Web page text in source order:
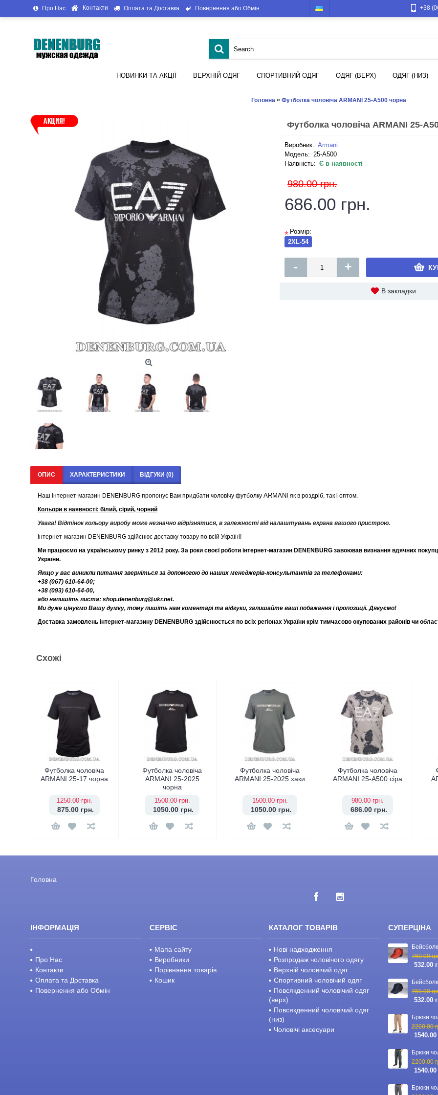
Про Нас Контакти Оплата та Доставка Повернення або Обмін +38
НОВИНКИ ТА АКЦІЇ ВЕРХНІЙ ОДЯГ СПОРТИВНИЙ ОДЯГ ОДЯГ (ВЕРХ) ОДЯГ (НИЗ)
Головна » Футболка чоловіча ARMANI 25-A500 чорна
Футболка чоловіча ARMANI 25-
Виробник: Armani
Модель: 25-A500
Наявність: Є в наявності
980.00 грн.
686.00 грн.
* Розмір:
2XL-54
- +
В закладки
ОПИС ХАРАКТЕРИСТИКИ ВІДГУКИ (0)
Наш інтернет-магазин DENENBURG пропонує Вам придбати чоловічу футболку ARMANI як в роздріб, так і оптом.
Кольори в наявності: білий, сірий, чорний
Увага! Відтінок кольору виробу може незначно відрізнятися, в залежності від налаштувань екрана вашого пристрою.
Інтернет-магазин DENENBURG здійснює доставку товару по всій Україні!
Ми працюємо на українському ринку з 2012 року. За роки своєї роботи інтернет-магазин DENENBURG завоював визнання вдячних
України.
Якщо у вас виникли питання зверніться за допомогою до наших менеджерів-консультантів за телефонами:
+38 (067) 610-64-00;
+38 (093) 610-64-00,
або напишіть листа: shop.denenburg@ukr.net.
Ми дуже цінуємо Вашу думку, тому пишіть нам коментарі та відгуки, залишайте ваші побажання і пропозиції. Дякуємо!
Доставка замовлень інтернет-магазину DENENBURG здійснюється по всіх регіонах України крім тимчасово окупованих районів чи
Схожі
Футболка чоловіча
ARMANI 25-17 чорна
1250.00 грн.
875.00 грн.
Футболка чоловіча
ARMANI 25-2025
чорна
1500.00 грн.
1050.00 грн.
Футболка чоловіча
ARMANI 25-2025 хаки
1500.00 грн.
1050.00 грн.
Футболка чоловіча
ARMANI 25-A500 сіра
980.00 грн.
686.00 грн.
Головна
ІНФОРМАЦІЯ
Про Нас
Контакти
Оплата та Доставка
Повернення або Обмін
СЕРВІС
Мапа сайту
Виробники
Порівняння товарів
Кошик
КАТАЛОГ ТОВАРІВ
Нові надходження
Розпродаж чоловічого одягу
Верхній чоловічий одяг
Спортивний чоловічий одяг
Повсякденний чоловічий одяг
(верх)
Повсякденний чоловічий одяг
(низ)
Чоловічі аксесуари
СУПЕРЦІНА
760.00
532.00
760.00
532.00
2200.00
1540.00
2200.00
1540.00